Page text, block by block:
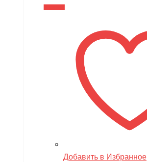
Добавить в Избранное